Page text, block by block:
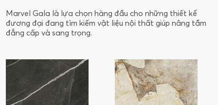
Marvel Gala là lựa chọn hàng đầu cho những thiết kế
đương đại đang tìm kiếm vật liệu nội thất giúp nâng tầm
đẳng cấp và sang trọng.